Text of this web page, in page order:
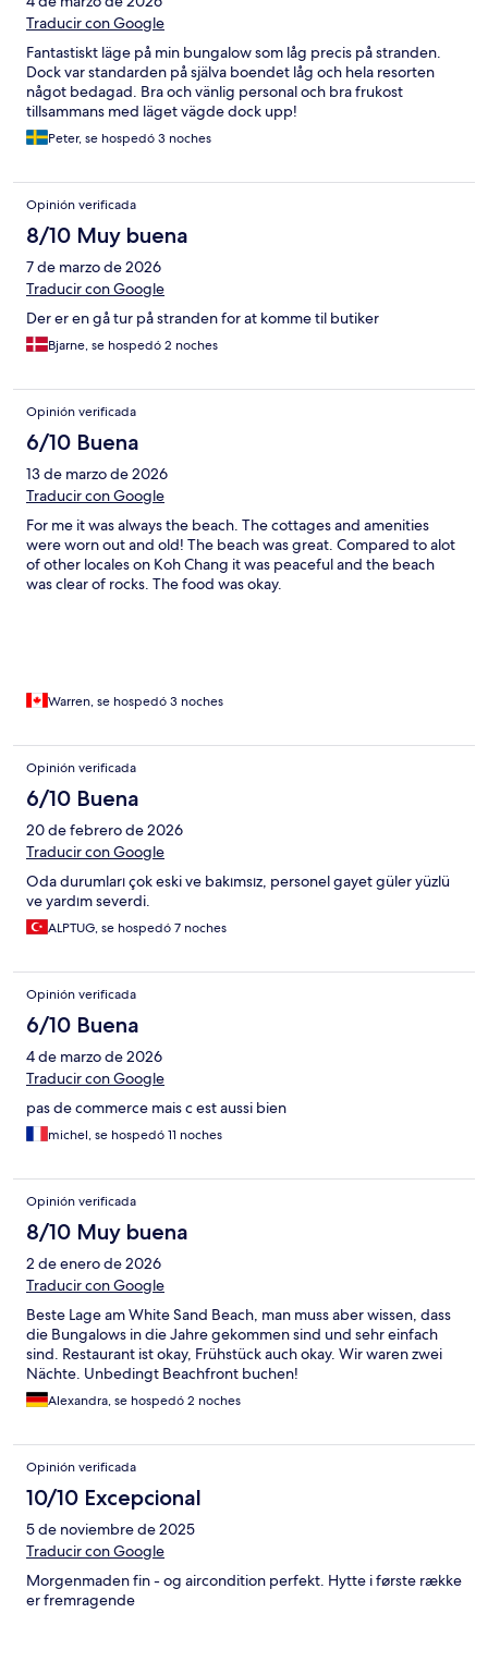
Traducir con Google
Fantastiskt läge på min bungalow som låg precis på stranden.
Dock var standarden på själva boendet låg och hela resorten
något bedagad. Bra och vänlig personal och bra frukost
tillsammans med läget vägde dock upp!
Peter, se hospedó 3 noches
Opinión verificada
8/10 Muy buena
7 de marzo de 2026
Traducir con Google
Der er en gå tur på stranden for at komme til butiker
Bjarne, se hospedó 2 noches
Opinión verificada
6/10 Buena
13 de marzo de 2026
Traducir con Google
For me it was always the beach. The cottages and amenities
were worn out and old! The beach was great. Compared to alot
of other locales on Koh Chang it was peaceful and the beach
was clear of rocks. The food was okay.
Warren, se hospedó 3 noches
Opinión verificada
6/10 Buena
20 de febrero de 2026
Traducir con Google
Oda durumları çok eski ve bakımsız, personel gayet güler yüzlü
ve yardım severdi.
ALPTUG, se hospedó 7 noches
Opinión verificada
6/10 Buena
4 de marzo de 2026
Traducir con Google
pas de commerce mais c est aussi bien
michel, se hospedó 11 noches
Opinión verificada
8/10 Muy buena
2 de enero de 2026
Traducir con Google
Beste Lage am White Sand Beach, man muss aber wissen, dass
die Bungalows in die Jahre gekommen sind und sehr einfach
sind. Restaurant ist okay, Frühstück auch okay. Wir waren zwei
Nächte. Unbedingt Beachfront buchen!
Alexandra, se hospedó 2 noches
Opinión verificada
10/10 Excepcional
5 de noviembre de 2025
Traducir con Google
Morgenmaden fin - og aircondition perfekt. Hytte i første række
er fremragende